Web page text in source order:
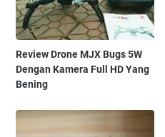
Review Drone MJX Bugs 5W
Dengan Kamera Full HD Yang
Bening